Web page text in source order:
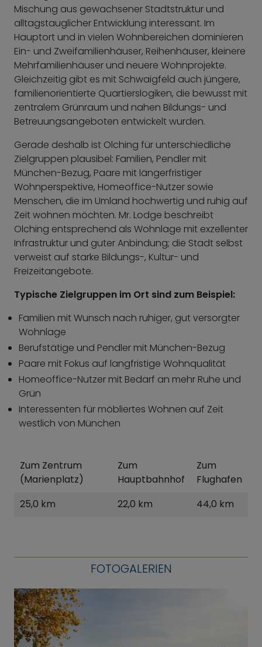
Mischung aus gewachsener Stadtstruktur und
alltagstauglicher Entwicklung interessant. Im
Hauptort und in vielen Wohnbereichen dominieren
Ein- und Zweifamilienhäuser, Reihenhäuser, kleinere
Mehrfamilienhäuser und neuere Wohnprojekte.
Gleichzeitig gibt es mit Schwaigfeld auch jüngere,
familienorientierte Quartierslogiken, die bewusst mit
zentralem Grünraum und nahen Bildungs- und
Betreuungsangeboten entwickelt wurden.
Gerade deshalb ist Olching für unterschiedliche
Zielgruppen plausibel: Familien, Pendler mit
München-Bezug, Paare mit längerfristiger
Wohnperspektive, Homeoffice-Nutzer sowie
Menschen, die im Umland hochwertig und ruhig auf
Zeit wohnen möchten. Mr. Lodge beschreibt
Olching entsprechend als Wohnlage mit exzellenter
Infrastruktur und guter Anbindung; die Stadt selbst
verweist auf starke Bildungs-, Kultur- und
Freizeitangebote.
Typische Zielgruppen im Ort sind zum Beispiel:
Familien mit Wunsch nach ruhiger, gut versorgter
Wohnlage
Berufstätige und Pendler mit München-Bezug
Paare mit Fokus auf langfristige Wohnqualität
Homeoffice-Nutzer mit Bedarf an mehr Ruhe und
Grün
Interessenten für möbliertes Wohnen auf Zeit
westlich von München
Zum Zentrum
(Marienplatz)
Zum
Hauptbahnhof
Zum
Flughafen
25,0 km
22,0 km 44,0 km
FOTOGALERIEN